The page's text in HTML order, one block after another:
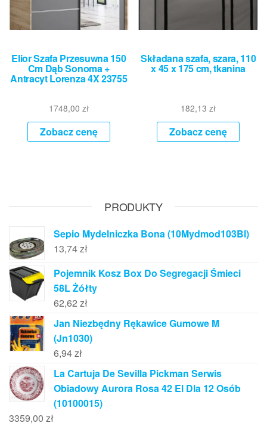
Elior Szafa Przesuwna 150
Cm Dąb Sonoma +
Antracyt Lorenza 4X 23755
1748,00 zł
Zobacz cenę
Składana szafa, szara, 110
x 45 x 175 cm, tkanina
182,13zł
Zobacz cenę
PRODUKTY
Sepio Mydelniczka Bona (10Mydmod103Bl)
13,74zł
Pojemnik Kosz Box Do Segregacji Śmieci
58L Żółty
62,62 zł
Jan Niezbędny Rękawice Gumowe M
(Jn1030)
6,94zł
La Cartuja De Sevilla Pickman Serwis
Obiadowy Aurora Rosa 42 El Dla 12 Osób
(10100015)
3359,00 zł